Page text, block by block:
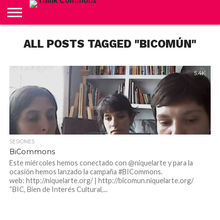
CARRITO
CONTACTO
CRÉDITOS
FINALIZAR
COMPRA
INICIO
LIVE
MI
CUENTA
TIENDA
ALL POSTS TAGGED "BICOMÚN"
5.4K
SESIONES
BiCommons
Este miércoles hemos conectado con @niquelarte y para la
ocasión hemos lanzado la campaña #BICommons.
web: http://niquelarte.org/ | http://bicomun.niquelarte.org/
“BIC, Bien de Interés Cultural,...